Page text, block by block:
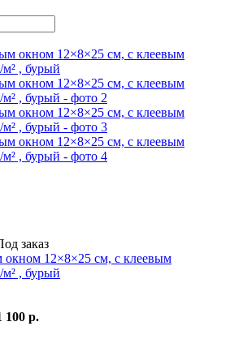
заказ
окном 12×8×25 см, с клеевым
м² , бурый
100 р.